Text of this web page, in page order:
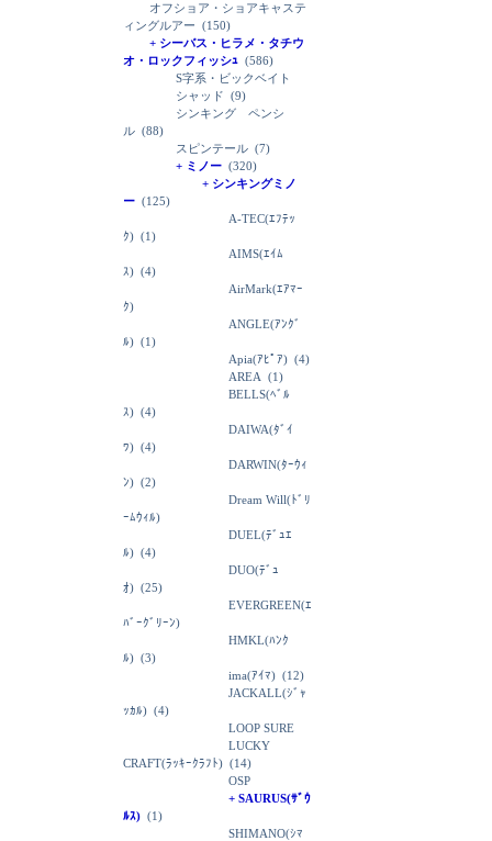
オフショア・ショアキャステ
ィングルアー (150)
+ シーバス・ヒラメ・タチウ
オ・ロックフィッシｭ (586)
S字系・ビックベイト
シャッド (9)
シンキング ペンシ
ル (88)
スピンテール (7)
+ ミノー (320)
+ シンキングミノ
ー (125)
A-TEC(ｴﾌﾃｯ
ｸ) (1)
AIMS(ｴｲﾑ
ｽ) (4)
AirMark(ｴｱﾏｰ
ｸ)
ANGLE(ｱﾝｸﾞ
ﾙ) (1)
Apia(ｱﾋﾟｱ) (4)
AREA (1)
BELLS(ﾍﾞﾙ
ｽ) (4)
DAIWA(ﾀﾞｲ
ﾜ) (4)
DARWIN(ﾀｰｳｨ
ﾝ) (2)
Dream Will(ﾄﾞﾘ
ｰﾑｳｨﾙ)
DUEL(ﾃﾞｭｴ
ﾙ) (4)
DUO(ﾃﾞｭ
ｵ) (25)
EVERGREEN(ｴ
ﾊﾞｰｸﾞﾘｰﾝ)
HMKL(ﾊﾝｸ
ﾙ) (3)
ima(ｱｲﾏ) (12)
JACKALL(ｼﾞｬ
ｯｶﾙ) (4)
LOOP SURE
LUCKY
CRAFT(ﾗｯｷｰｸﾗﾌﾄ) (14)
OSP
+ SAURUS(ｻﾞｳ
ﾙｽ) (1)
SHIMANO(ｼﾏ